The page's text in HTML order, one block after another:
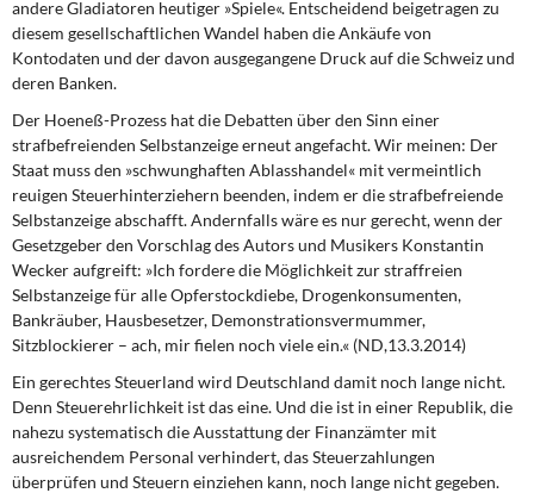
andere Gladiatoren heutiger »Spiele«. Entscheidend beigetragen zu
diesem gesellschaftlichen Wandel haben die Ankäufe von
Kontodaten und der davon ausgegangene Druck auf die Schweiz und
deren Banken.
Der Hoeneß-Prozess hat die Debatten über den Sinn einer
strafbefreienden Selbstanzeige erneut angefacht. Wir meinen: Der
Staat muss den »schwunghaften Ablasshandel« mit vermeintlich
reuigen Steuerhinterziehern beenden, indem er die strafbefreiende
Selbstanzeige abschafft. Andernfalls wäre es nur gerecht, wenn der
Gesetzgeber den Vorschlag des Autors und Musikers Konstantin
Wecker aufgreift: »Ich fordere die Möglichkeit zur straffreien
Selbstanzeige für alle Opferstockdiebe, Drogenkonsumenten,
Bankräuber, Hausbesetzer, Demonstrationsvermummer,
Sitzblockierer – ach, mir fielen noch viele ein.« (ND,13.3.2014)
Ein gerechtes Steuerland wird Deutschland damit noch lange nicht.
Denn Steuerehrlichkeit ist das eine. Und die ist in einer Republik, die
nahezu systematisch die Ausstattung der Finanzämter mit
ausreichendem Personal verhindert, das Steuerzahlungen
überprüfen und Steuern einziehen kann, noch lange nicht gegeben.